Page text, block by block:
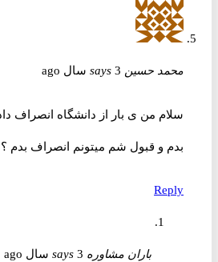
محمد حسین says 3 سال ago
سلام من ی بار از دانشگاه انصراف دادم
بدم و قبول شم میتونم انصراف بدم ؟
Reply
باران مشاوره says 3 سال ago